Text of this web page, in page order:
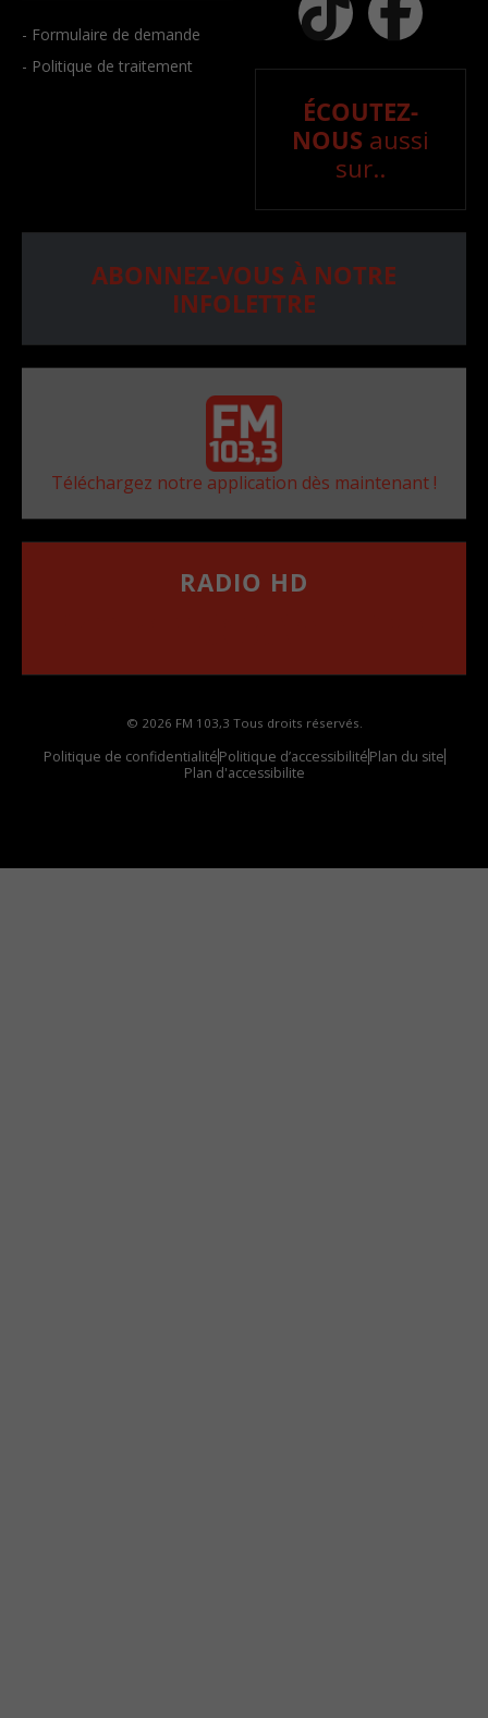
- Formulaire de demande
- Politique de traitement
ÉCOUTEZ-
NOUS aussi
sur..
ABONNEZ-VOUS À NOTRE
INFOLETTRE
Téléchargez notre application dès maintenant !
RADIO HD
© 2026 FM 103,3 Tous droits réservés.
Politique de confidentialitéPolitique d’accessibilitéPlan du site
Plan d'accessibilite